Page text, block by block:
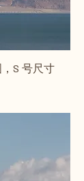
S 号尺寸